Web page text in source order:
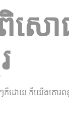
ពិស
ោយ ក៏យើង​គោរព​នូវ​វ